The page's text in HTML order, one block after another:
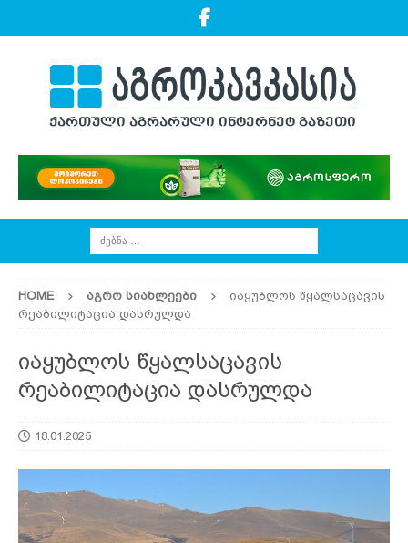
HOME ᲐᲒᲠᲝ ᲡᲘᲐᲮᲚᲔᲔᲑᲘ
იაყუბლოს წყალსაცავის
რეაბილიტაცია დასრულდა
იაყუბლოს წყალსაცავის
რეაბილიტაცია დასრულდა
18.01.2025